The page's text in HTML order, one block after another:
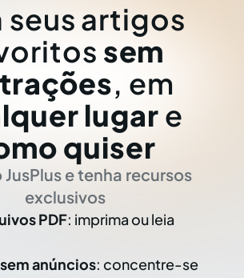
seus artigos
sem
, em
lugar e
quiser
JusPlus e tenha recursos
exclusivos
PDF: imprima ou leia
sem anúncios: concentre-se